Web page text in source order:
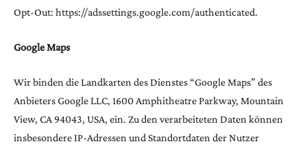
Opt-Out: https://adssettings.google.com/authenticated.
Google Maps
Wir binden die Landkarten des Dienstes “Google Maps” des
Anbieters Google LLC, 1600 Amphitheatre Parkway, Mountain
View, CA 94043, USA, ein. Zu den verarbeiteten Daten können
insbesondere IP-Adressen und Standortdaten der Nutzer